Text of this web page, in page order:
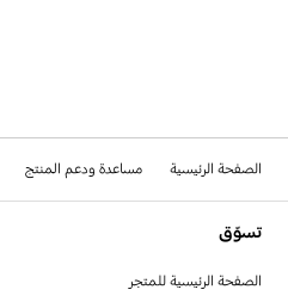
الصفحة الرئيسية مساعدة ودعم المنتج
تسوّق
الصفحة الرئيسية للمتجر